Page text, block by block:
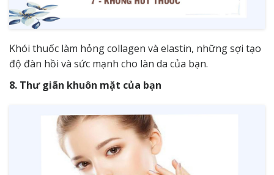
Khói thuốc làm hỏng collagen và elastin, những sợi tạo
độ đàn hồi và sức mạnh cho làn da của bạn.
8. Thư giãn khuôn mặt của bạn